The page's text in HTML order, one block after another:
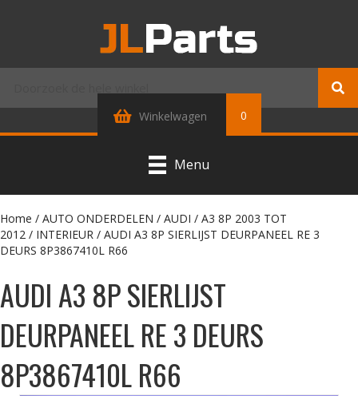
Winkelwagen 0
Menu
Home / AUTO ONDERDELEN / AUDI / A3 8P 2003 TOT
2012 / INTERIEUR / AUDI A3 8P SIERLIJST DEURPANEEL RE 3
DEURS 8P3867410L R66
AUDI A3 8P SIERLIJST
DEURPANEEL RE 3 DEURS
8P3867410L R66